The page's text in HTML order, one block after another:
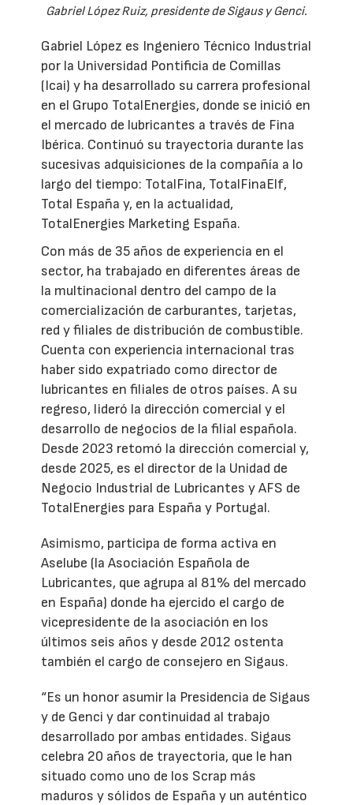
Gabriel López Ruiz, presidente de Sigaus y Genci.
Gabriel López es Ingeniero Técnico Industrial
por la Universidad Pontificia de Comillas
(Icai) y ha desarrollado su carrera profesional
en el Grupo TotalEnergies, donde se inició en
el mercado de lubricantes a través de Fina
Ibérica. Continuó su trayectoria durante las
sucesivas adquisiciones de la compañía a lo
largo del tiempo: TotalFina, TotalFinaElf,
Total España y, en la actualidad,
TotalEnergies Marketing España.
Con más de 35 años de experiencia en el
sector, ha trabajado en diferentes áreas de
la multinacional dentro del campo de la
comercialización de carburantes, tarjetas,
red y filiales de distribución de combustible.
Cuenta con experiencia internacional tras
haber sido expatriado como director de
lubricantes en filiales de otros países. A su
regreso, lideró la dirección comercial y el
desarrollo de negocios de la filial española.
Desde 2023 retomó la dirección comercial y,
desde 2025, es el director de la Unidad de
Negocio Industrial de Lubricantes y AFS de
TotalEnergies para España y Portugal.
Asimismo, participa de forma activa en
Aselube (la Asociación Española de
Lubricantes, que agrupa al 81% del mercado
en España) donde ha ejercido el cargo de
vicepresidente de la asociación en los
últimos seis años y desde 2012 ostenta
también el cargo de consejero en Sigaus.
“Es un honor asumir la Presidencia de Sigaus
y de Genci y dar continuidad al trabajo
desarrollado por ambas entidades. Sigaus
celebra 20 años de trayectoria, que le han
situado como uno de los Scrap más
maduros y sólidos de España y un auténtico